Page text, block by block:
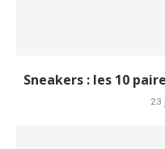
Sneakers : les 10
23